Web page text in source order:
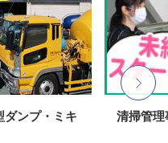
ダンプ・ミキ
清掃管理